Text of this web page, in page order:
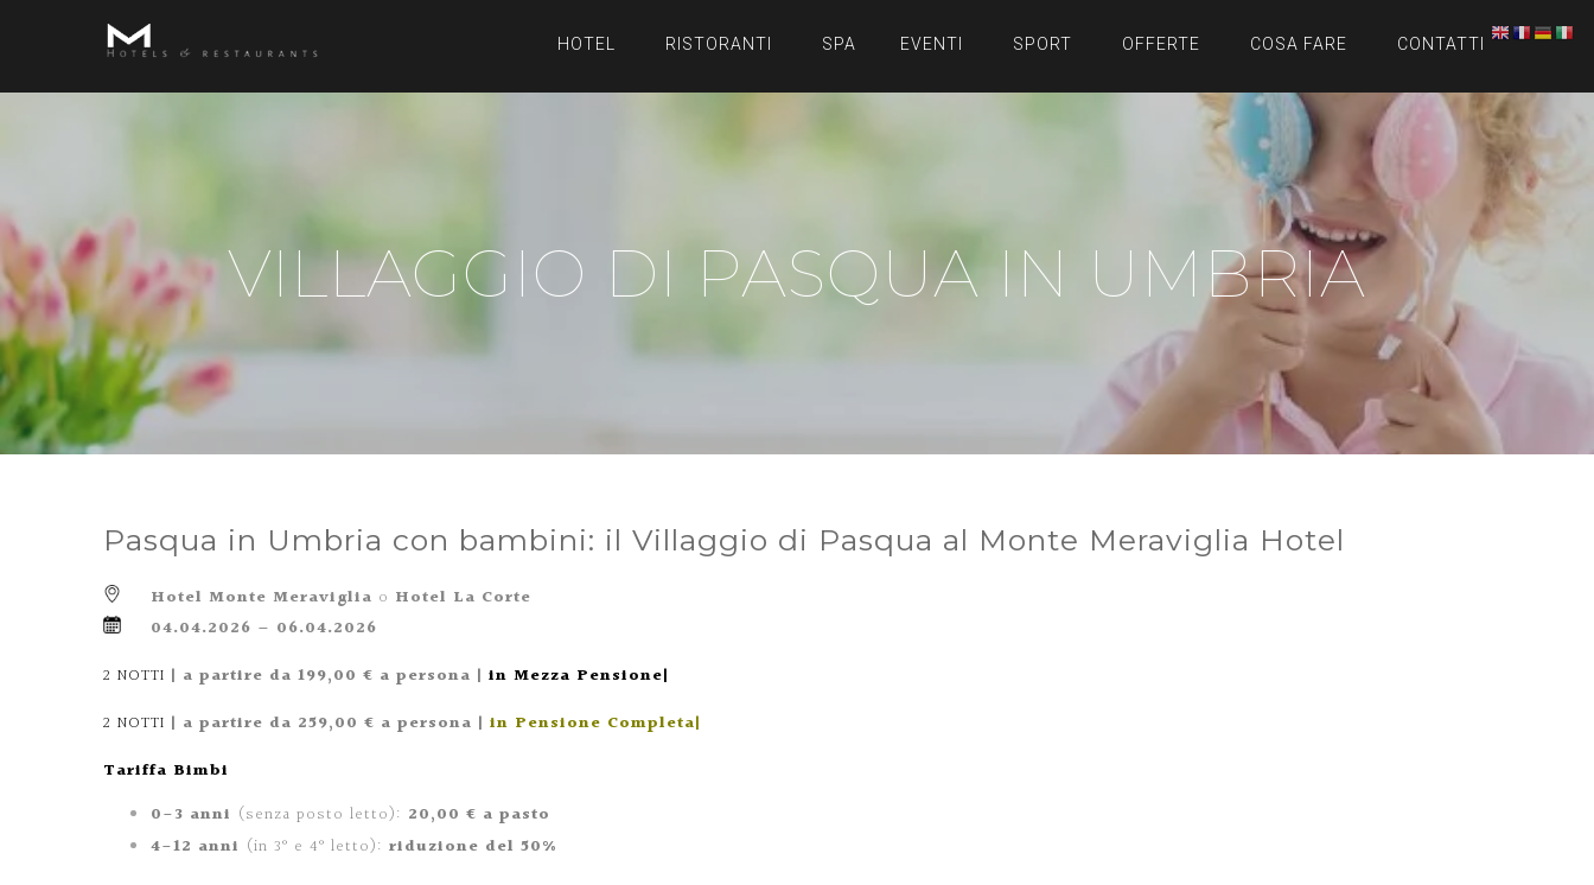
HOTEL RISTORANTI SPA EVENTI SPORT OFFERTE COSA FARE CONTATTI
VILLAGGIO DI PASQUA IN UMBRIA
Pasqua in Umbria con bambini: il Villaggio di Pasqua al Monte Meraviglia Hotel
Hotel Monte Meraviglia o Hotel La Corte
04.04.2026 – 06.04.2026
2 NOTTI | a partire da 199,00 € a persona | in Mezza Pensione|
2 NOTTI | a partire da 259,00 € a persona | in Pensione Completa|
Tariffa Bimbi
0-3 anni (senza posto letto): 20,00 € a pasto
4-12 anni (in 3° e 4° letto): riduzione del 50%